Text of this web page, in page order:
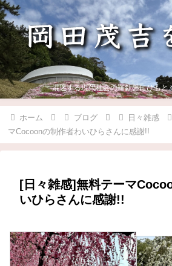
混迷する現代社会の羅針盤にひもと
ホーム ブログ 日々雑感
マCocoonの制作者わいひらさんに感謝!!
[日々雑感]無料テーマ
いひらさんに感謝!!